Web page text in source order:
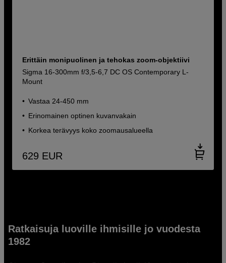
Erittäin monipuolinen ja tehokas zoom-objektiivi
Sigma 16-300mm f/3,5-6,7 DC OS Contemporary L-
Mount
Vastaa 24-450 mm
Erinomainen optinen kuvanvakain
Korkea terävyys koko zoomausalueella
629 EUR
Ratkaisuja luoville ihmisille jo vuodesta
1982